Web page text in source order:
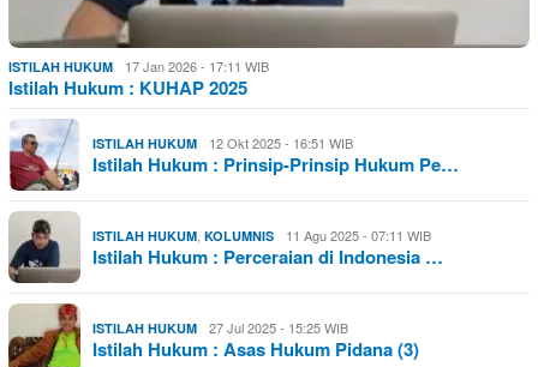
ISTILAH HUKUM 17 Jan 2026 - 17:11 WIB
Istilah Hukum : KUHAP 2025
ISTILAH HUKUM 12 Okt 2025 - 16:51 WIB
Istilah Hukum : Prinsip-Prinsip Hukum Pe…
ISTILAH HUKUM KOLUMNIS 11 Agu 2025 - 07:11 WIB
Istilah Hukum : Perceraian di Indonesia …
ISTILAH HUKUM 27 Jul 2025 - 15:25 WIB
Istilah Hukum : Asas Hukum Pidana (3)